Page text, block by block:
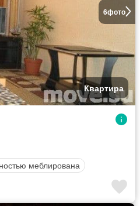
6фото
Квартира
меблирована